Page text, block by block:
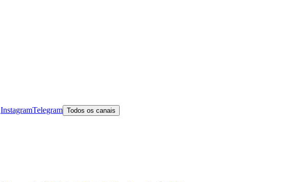
InstagramTelegram Todos os canais